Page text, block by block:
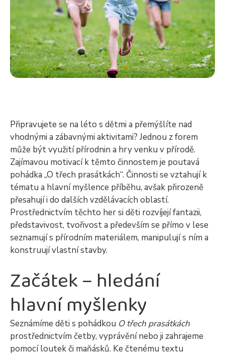
Připravujete se na léto s dětmi a přemýšlíte nad
vhodnými a zábavnými aktivitami? Jednou z forem
může být využití přírodnin a hry venku v přírodě.
Zajímavou motivací k těmto činnostem je poutavá
pohádka „O třech prasátkách“. Činnosti se vztahují k
tématu a hlavní myšlence příběhu, avšak přirozeně
přesahují i do dalších vzdělávacích oblastí.
Prostřednictvím těchto her si děti rozvíjejí fantazii,
představivost, tvořivost a především se přímo v lese
seznamují s přírodním materiálem, manipulují s ním a
konstruují vlastní stavby.
Začátek – hledání
hlavní myšlenky
Seznámíme děti s pohádkou O třech prasátkách
prostřednictvím četby, vyprávění nebo ji zahrajeme
pomocí loutek či maňásků. Ke čtenému textu